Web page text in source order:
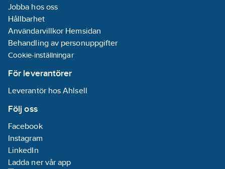
Jobba hos oss
Hållbarhet
Användarvillkor Hemsidan
Behandling av personuppgifter
Cookie-inställningar
För leverantörer
Leverantör hos Ahlsell
Följ oss
Facebook
Instagram
LinkedIn
Ladda ner vår app